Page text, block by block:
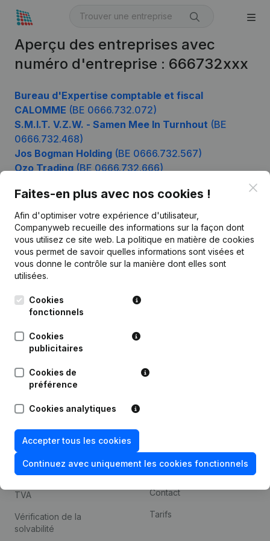
Aperçu des entreprises avec
numéro d'entreprise : 666732xxx
Bureau d'Expertise comptable et fiscal
CALOMME (BE 0666.732.072)
S.M.I.T. V.Z.W. - Samen Mee In Turnhout (BE
0666.732.468)
Jos Bogman Holding (BE 0666.732.567)
Ozo Trading(BE 0666.732.666)
Faites-en plus avec nos cookies !
Afin d'optimiser votre expérience d'utilisateur,
Companyweb recueille des informations sur la façon dont
vous utilisez ce site web. La politique en matière de cookies
vous permet de savoir quelles informations sont visées et
vous donne le contrôle sur la manière dont elles sont
utilisées.
Cookies
fonctionnels
Cookies
publicitaires
Cookies de
préférence
Cookies analytiques
Accepter tous les cookies
Continuez avec uniquement les cookies fonctionnels
Français
Kantorenpark Everest
Leuvensesteenweg
1800 Vilvoorde
Produit
Informations d’entreprise
Monitoring
Compliance et prévention
de la fraude
Consulter des comptes
annuels
TVA
Vérification de la
solvabilité
Contact
Tarifs